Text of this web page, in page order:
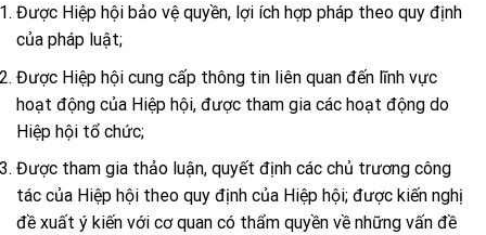
Được Hiệp hội bảo vệ quyền, lợi ích hợp pháp theo quy định
của pháp luật;
Được Hiệp hội cung cấp thông tin liên quan đến lĩnh vực
hoạt động của Hiệp hội, được tham gia các hoạt động do
Hiệp hội tổ chức;
Được tham gia thảo luận, quyết định các chủ trương công
tác của Hiệp hội theo quy định của Hiệp hội; được kiến nghị
đề xuất ý kiến với cơ quan có thẩm quyền về những vấn đề